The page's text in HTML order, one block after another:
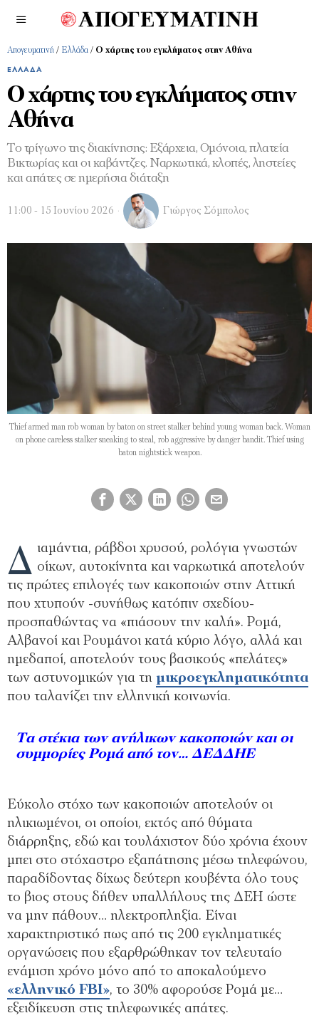
Απογευματινή / Ελλάδα / Ο χάρτης του εγκλήματος στην Αθήνα
ΕΛΛΆΔΑ
Ο χάρτης του εγκλήματος στην
Αθήνα
Το τρίγωνο της διακίνησης: Εξάρχεια, Ομόνοια, πλατεία
Βικτωρίας και οι καβάντζες. Ναρκωτικά, κλοπές, ληστείες
και απάτες σε ημερήσια διάταξη
11:00 - 15 Ιουνίου 2026 Γιώργος Σόμπολος
Thief armed man rob woman by baton on street stalker behind young woman back. Woman
on phone careless stalker sneaking to steal, rob aggressive by danger bandit. Thief using
baton nightstick weapon.
Δ ιαμάντια, ράβδοι χρυσού, ρολόγια γνωστών
οίκων, αυτοκίνητα και ναρκωτικά αποτελούν
τις πρώτες επιλογές των κακοποιών στην Αττική
που χτυπούν -συνήθως κατόπιν σχεδίου-
προσπαθώντας να «πιάσουν την καλή». Ρομά,
Αλβανοί και Ρουμάνοι κατά κύριο λόγο, αλλά και
ημεδαποί, αποτελούν τους βασικούς «πελάτες»
των αστυνομικών για τη μικροεγκληματικότητα
που ταλανίζει την ελληνική κοινωνία.
Τα στέκια των ανήλικων κακοποιών και οι
συμμορίες Ρομά από τον… ΔΕΔΔΗΕ
Εύκολο στόχο των κακοποιών αποτελούν οι
ηλικιωμένοι, οι οποίοι, εκτός από θύματα
διάρρηξης, εδώ και τουλάχιστον δύο χρόνια έχουν
μπει στο στόχαστρο εξαπάτησης μέσω τηλεφώνου,
παραδίδοντας δίχως δεύτερη κουβέντα όλο τους
το βιος στους δήθεν υπαλλήλους της ΔΕΗ ώστε
να μην πάθουν… ηλεκτροπληξία. Είναι
χαρακτηριστικό πως από τις 200 εγκληματικές
οργανώσεις που εξαρθρώθηκαν τον τελευταίο
ενάμιση χρόνο μόνο από το αποκαλούμενο
«ελληνικό FBI», το 30% αφορούσε Ρομά με…
εξειδίκευση στις τηλεφωνικές απάτες.